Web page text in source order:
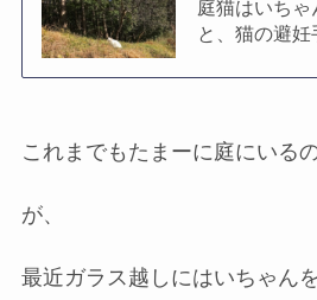
庭猫はいち
と、猫の避妊
これまでもたまーに庭にいる
が、
最近ガラス越しにはいちゃん